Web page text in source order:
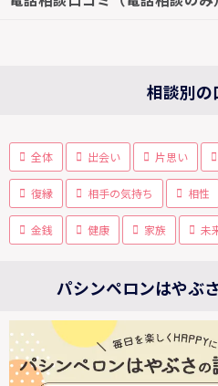
相談別の
全体 出会い 片思い
復縁 相手の気持ち 相性
金銭 健康 家族 未
パシンペロンはやぶ